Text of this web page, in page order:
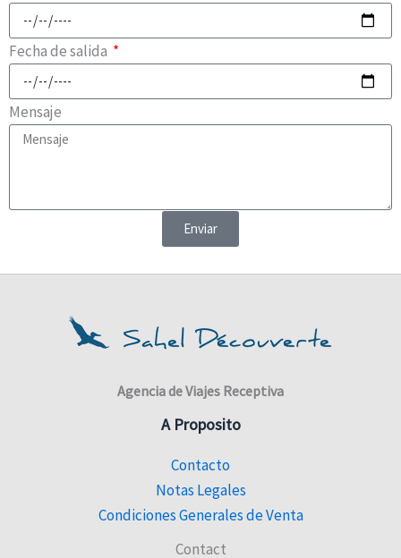
Fecha de salida
Mensaje
Enviar
Agencia de Viajes Receptiva
A Proposito
Contacto
Notas Legales
Condiciones Generales de Venta
Contact